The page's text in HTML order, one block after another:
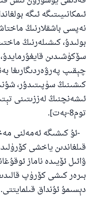
ئىمكانىيىتىگە ئىگە
نەپسى باشقلارنىڭ
بولىدۇ، كىشىلەرنىڭ
سۆكۈشىدىن
چېقىپ پەرۋەردىگارىغا
كىشىنىڭ سۈپىتىدۇر،
توم8-بەت].
-ئۇ كىشىگە ئەمەلنى
قىلغاندىن ياخشى
ۋائىل ئۆيىدە ناماز
بىرەر كىشى كۆرۈپ
دېسىمۇ ئۇنداق قىلمايتتى.
110845
ئۇممەتكە
ياخشىلىققا
ئوخشاش
مۇسلىم رىۋايەت